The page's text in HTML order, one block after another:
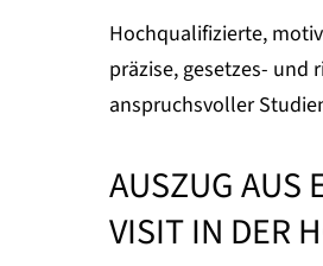
Hochqualifizierte,
präzise, gesetzes-
anspruchsvoller
AUSZUG AUS
VISIT IN DER